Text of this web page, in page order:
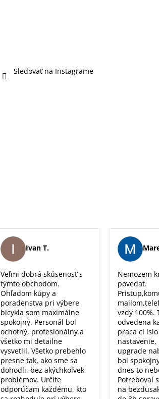
Sledovať na Instagrame
Ivan T.
Veľmi dobrá skúsenosť s
týmto obchodom.
Ohľadom kúpy a
poradenstva pri výbere
bicykla som maximálne
spokojný. Personál bol
ochotný, profesionálny a
všetko mi detailne
vysvetlil. Všetko prebehlo
presne tak, ako sme sa
dohodli, bez akýchkoľvek
problémov. Určite
odporúčam každému, kto
Nemozem
povedat.
vzdy 100%.
odvedena
praca ci
nastavenie,
upgrade
bol
dnes to
Potreboval
na